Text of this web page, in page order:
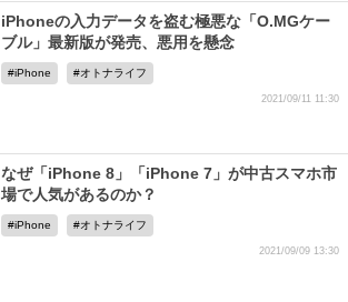
iPhoneの入力データを盗む極悪な「O.MGケー
ブル」最新版が発売、悪用を懸念
iPhone オトナライフ
2021/09/11 11:30
なぜ「iPhone 8」「iPhone 7」が中古スマホ市
場で人気があるのか？
iPhone オトナライフ
2021/09/09 13:30